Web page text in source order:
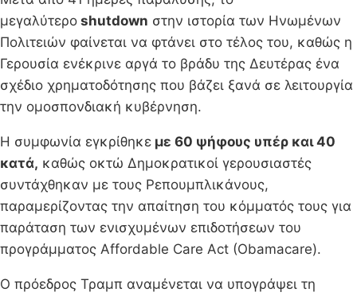
μεγαλύτερο shutdown στην ιστορία των Ηνωμένων
Πολιτειών φαίνεται να φτάνει στο τέλος του, καθώς η
Γερουσία ενέκρινε αργά το βράδυ της Δευτέρας ένα
σχέδιο χρηματοδότησης που βάζει ξανά σε λειτουργία
την ομοσπονδιακή κυβέρνηση.
Η συμφωνία εγκρίθηκε με 60 ψήφους υπέρ και 40
κατά, καθώς οκτώ Δημοκρατικοί γερουσιαστές
συντάχθηκαν με τους Ρεπουμπλικάνους,
παραμερίζοντας την απαίτηση του κόμματός τους για
παράταση των ενισχυμένων επιδοτήσεων του
προγράμματος Affordable Care Act (Obamacare).
Ο πρόεδρος Τραμπ αναμένεται να υπογράψει τη